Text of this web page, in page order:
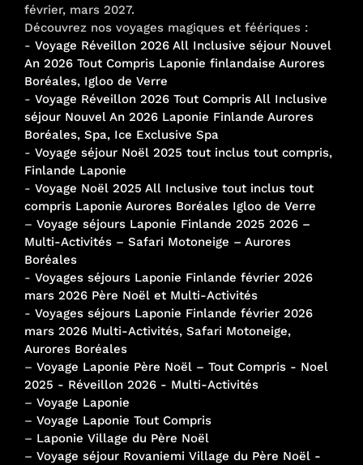
février, mars 2027.
Découvrez nos voyages magiques et féériques :
- Voyage Réveillon 2026 All Inclusive séjour Nouvel
An 2026 Tout Compris Laponie finlandaise Aurores
Boréales, Igloo de Verre
- Voyage Réveillon 2026 Tout Compris All Inclusive
séjour Nouvel An 2026 Laponie Finlande Aurores
Boréales, Spa, Ice Exclusive Spa
- Voyage séjour Noël 2025 tout inclus tout compris,
Finlande Laponie
- Voyage Noël 2025 All Inclusive tout inclus tout
compris Laponie Aurores Boréales Igloo de Verre
– Voyage séjours Laponie Finlande 2025 2026 –
Multi-Activités – Safari Motoneige – Aurores
Boréales
- Voyages séjours Laponie Finlande février 2026
mars 2026 Père Noël et Multi-Activités
- Voyages séjours Laponie Finlande février 2026
mars 2026 Multi-Activités, Safari Motoneige,
Aurores Boréales
– Voyage Laponie Père Noël – Tout Compris - Noel
2025 - Réveillon 2026 - Multi-Activités
– Voyage Laponie
– Voyage Laponie Tout Compris
– Laponie Village du Père Noël
– Voyage séjour Rovaniemi Village du Père Noël -